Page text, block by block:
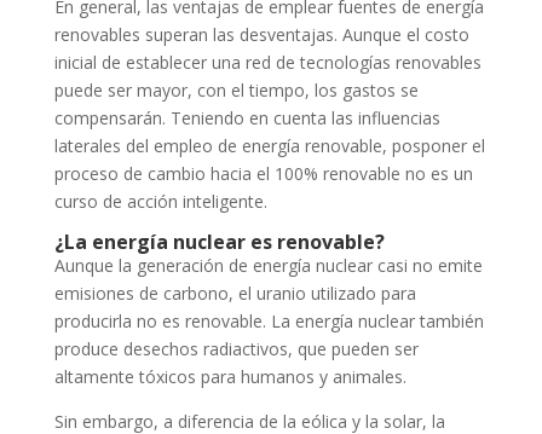
En general, las ventajas de emplear fuentes de energía
renovables superan las desventajas. Aunque el costo
inicial de establecer una red de tecnologías renovables
puede ser mayor, con el tiempo, los gastos se
compensarán. Teniendo en cuenta las influencias
laterales del empleo de energía renovable, posponer el
proceso de cambio hacia el 100% renovable no es un
curso de acción inteligente.
¿La energía nuclear es renovable?
Aunque la generación de energía nuclear casi no emite
emisiones de carbono, el uranio utilizado para
producirla no es renovable. La energía nuclear también
produce desechos radiactivos, que pueden ser
altamente tóxicos para humanos y animales.
Sin embargo, a diferencia de la eólica y la solar, la